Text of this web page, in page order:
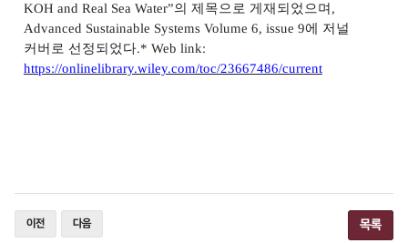
KOH and Real Sea Water”의 제목으로 게재되었으며 ,
Advanced Sustainable Systems Volume 6, issue 9에 저널
커버로 선정되었다.* Web link:
https://onlinelibrary.wiley.com/toc/23667486/current
이전 다음 목록